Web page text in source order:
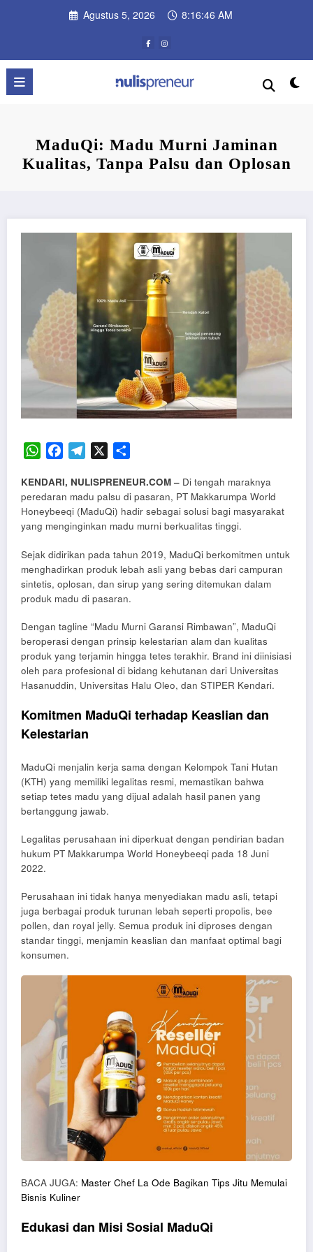
Agustus 5, 2026 8:16:47 AM
MaduQi: Madu Murni Jaminan
Kualitas, Tanpa Palsu dan Oplosan
WhatsAppFacebookTelegram
KENDARI, NULISPRENEUR.COM – Di tengah maraknya
peredaran madu palsu di pasaran, PT Makkarumpa World
Honeybeeqi (MaduQi) hadir sebagai solusi bagi masyarakat
yang menginginkan madu murni berkualitas tinggi.
Sejak didirikan pada tahun 2019, MaduQi berkomitmen untuk
menghadirkan produk lebah asli yang bebas dari campuran
sintetis, oplosan, dan sirup yang sering ditemukan dalam
produk madu di pasaran.
Dengan tagline “Madu Murni Garansi Rimbawan”, MaduQi
beroperasi dengan prinsip kelestarian alam dan kualitas
produk yang terjamin hingga tetes terakhir. Brand ini diinisiasi
oleh para profesional di bidang kehutanan dari Universitas
Hasanuddin, Universitas Halu Oleo, dan STIPER Kendari.
Komitmen MaduQi terhadap Keaslian dan
Kelestarian
MaduQi menjalin kerja sama dengan Kelompok Tani Hutan
(KTH) yang memiliki legalitas resmi, memastikan bahwa
setiap tetes madu yang dijual adalah hasil panen yang
bertanggung jawab.
Legalitas perusahaan ini diperkuat dengan pendirian badan
hukum PT Makkarumpa World Honeybeeqi pada 18 Juni
2022.
Perusahaan ini tidak hanya menyediakan madu asli, tetapi
juga berbagai produk turunan lebah seperti propolis, bee
pollen, dan royal jelly. Semua produk ini diproses dengan
standar tinggi, menjamin keaslian dan manfaat optimal bagi
konsumen.
BACA JUGA: Master Chef La Ode Bagikan Tips Jitu Memulai
Bisnis Kuliner
Edukasi dan Misi Sosial MaduQi